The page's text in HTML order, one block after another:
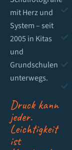
mit Herz und
System – seit
2005 in Kitas
und
Grundschulen
unterwegs.
Druck kann
jeder.
Leichtigkeit
ist